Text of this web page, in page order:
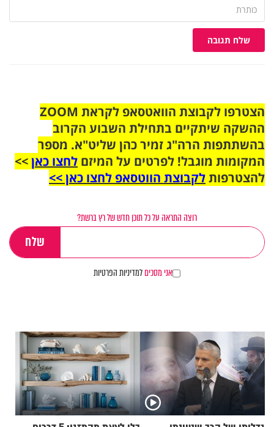
שלח תגובה
הצטרפו לקבוצת הוואטסאפ לקראת ZOOM
ההשקה שיתקיים בתחילת השבוע הקרוב
בהשתתפות הרה"ג זמיר כהן שליט"א. מספר
המקומות מוגבל! לפרטים על המיזם לחצו כאן>>
להצטרפותלקבוצת הווטסאפ לחצו כאן >>
רוצה התראה על כל תוכן חדש של רץ ברשת?
אני מסכיםלמדיניות הפרטיות